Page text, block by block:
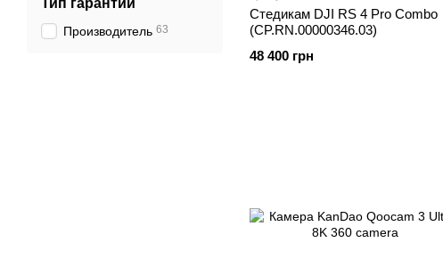
Стедикам DJI RS 4 Pro Combo
(CP.RN.00000346.03)
48 400 грн
Тип гарантии
Производитель 63